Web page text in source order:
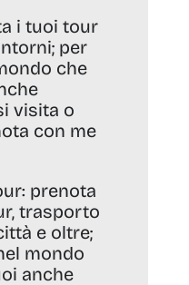
i tuoi tour
per
che
visita o
con me
prenota
trasporto
e oltre;
mondo
anche